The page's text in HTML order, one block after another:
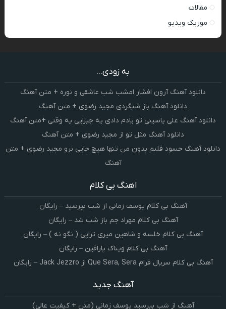
مقالات
موزیک ویدیو
به زودی...
دانلود آهنگ آرون افشار امشب شب عاشقی و نوره + متن آهنگ
دانلود آهنگ باز شبگردی مجید رضوی + متن آهنگ
دانلود آهنگ علی یاسینی تو یادم دادی یه چیزایی یه وقتی +متن آهنگ
دانلود آهنگ مثل تو از مجید رضوی + متن آهنگ
دانلود آهنگ حسود قلبم بدون من تنها هیچ جایی نرو مجید رضوی + متن
آهنگ
اهنگ بی کلام
آهنگ بی کلام یوسف زمانی از شب بپرسید – رایگان
آهنگ بی کلام مهراد جم باز شب شد – رایگان
آهنگ بی کلام خلسه و شاهین میری تراپی ( نگو نه ) – رایگان
آهنگ بی کلام ویناک پارافین – رایگان
آهنگ بی کلام سریال فرام Que Sera, Sera از Jack Jezzro – رایگان
آهنگ جدید
آهنگ از شب بپرسید یوسف زمانی (متن + کیفیت عالی)